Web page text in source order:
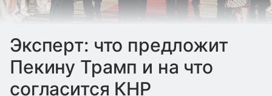
Эксперт: что предложит
Пекину Трамп и на что
согласится КНР